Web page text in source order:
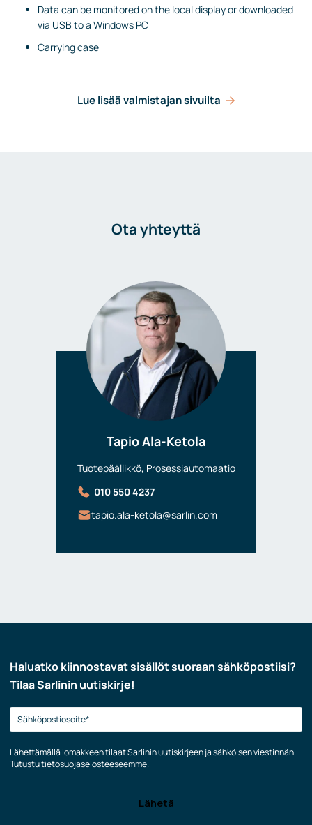
Data can be monitored on the local display or downloaded
via USB to a Windows PC
Carrying case
Lue lisää valmistajan sivuilta
Ota yhteyttä
Tapio Ala-Ketola
Tuotepäällikkö, Prosessiautomaatio
010 550 4237
tapio.ala-ketola@sarlin.com
Haluatko kiinnostavat sisällöt suoraan sähköpostiisi?
Tilaa Sarlinin uutiskirje!
Lähettämällä lomakkeen tilaat Sarlinin uutiskirjeen ja sähköisen viestinnän.
Tutustutietosuojaselosteeseemme.